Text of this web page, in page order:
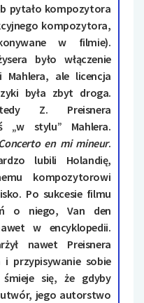
pytało kompozytora
kompozytora,
w filmie).
było włączenie
ale licencja
była zbyt droga.
Z. Preisnera
„w stylu” Mahlera.
en mi mineur.
lubili Holandię,
kompozytorowi
Po sukcesie filmu
o niego, Van den
w encyklopedii.
nawet Preisnera
przypisywanie sobie
się, że gdyby
utwór, jego autorstwo